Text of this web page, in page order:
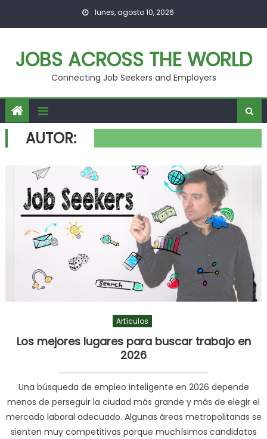
lunes, agosto 10, 2026
JOBS ACROSS THE WORLD
Connecting Job Seekers and Employers
AUTOR:
Artículos
Los mejores lugares para buscar trabajo en
2026
Una búsqueda de empleo inteligente en 2026 depende
menos de perseguir la ciudad más grande y más de elegir el
mercado laboral adecuado. Algunas áreas metropolitanas se
sienten muy competitivas porque muchísimos candidatos